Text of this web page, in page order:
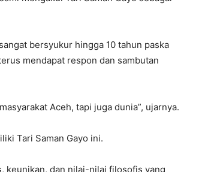
bersyukur hingga 10 tahun paska
mendapat respon dan sambutan
Aceh, tapi juga dunia”, ujarnya.
Tari Saman Gayo ini.
keunikan, dan nilai-nilai filosofis yang